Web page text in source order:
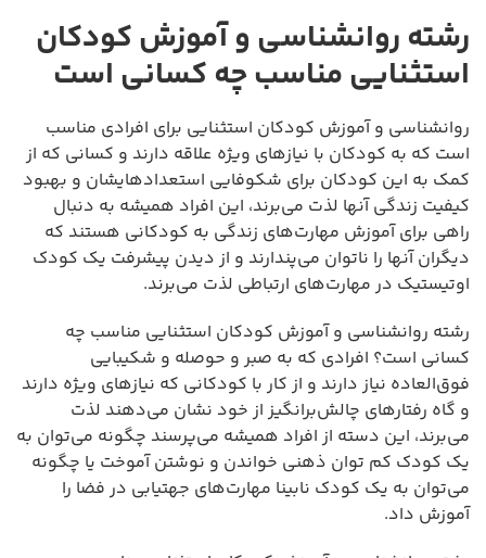
رشته روانشناسی و آموزش کودکان
استثنایی مناسب چه کسانی است
روانشناسی و آموزش کودکان استثنایی برای افرادی مناسب
است که به کودکان با نیازهای ویژه علاقه دارند و کسانی که از
کمک به این کودکان برای شکوفایی استعدادهایشان و بهبود
کیفیت زندگی آنها لذت می‌برند، این افراد همیشه به دنبال
راهی برای آموزش مهارت‌های زندگی به کودکانی هستند که
دیگران آنها را ناتوان می‌پندارند و از دیدن پیشرفت یک کودک
اوتیستیک در مهارت‌های ارتباطی لذت می‌برند.
رشته روانشناسی و آموزش کودکان استثنایی مناسب چه
کسانی است؟ افرادی که به صبر و حوصله و شکیبایی
فوق‌العاده نیاز دارند و از کار با کودکانی که نیازهای ویژه دارند
و گاه رفتارهای چالش‌برانگیز از خود نشان می‌دهند لذت
می‌برند، این دسته از افراد همیشه می‌پرسند چگونه می‌توان به
یک کودک کم توان ذهنی خواندن و نوشتن آموخت یا چگونه
می‌توان به یک کودک نابینا مهارت‌های جهتیابی در فضا را
آموزش داد.